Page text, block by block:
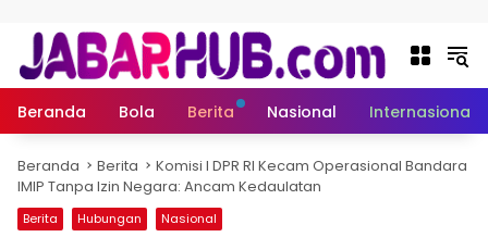
Beranda Bola Berita Nasional Internasional
Beranda Berita
Komisi I DPR RI Kecam Operasional Bandara
IMIP Tanpa Izin Negara: Ancam Kedaulatan
Berita Hubungan Nasional